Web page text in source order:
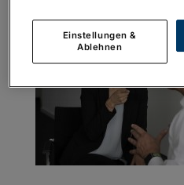
Einstellungen &
Ablehnen